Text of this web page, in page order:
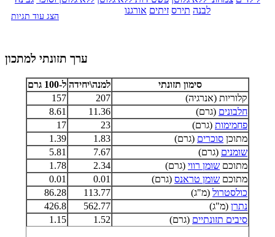
לבנה תירס זיתים אורגנו
הצג עוד תגיות
ערך תזונתי למתכון
סימון תזונתי למנה\יחידה ל-100 גרם
קלוריות (אנרגיה)
207
157
חלבונים (גרם) 11.36
8.61
פחמימות (גרם) 23
17
מתוכן סוכרים (גרם) 1.83
1.39
שומנים (גרם) 7.67
5.81
מתוכם שומן רווי (גרם) 2.34
1.78
מתוכם שומן טראנס (גרם) 0.01
0.01
כולסטרול (מ"ג) 113.77
86.28
נתרן (מ"ג) 562.77
426.8
סיבים תזונתיים (גרם) 1.52
1.15